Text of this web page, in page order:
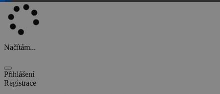
Načítám...
Přihlášení
Registrace